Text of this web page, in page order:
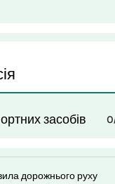
засобів 0
дорожнього руху